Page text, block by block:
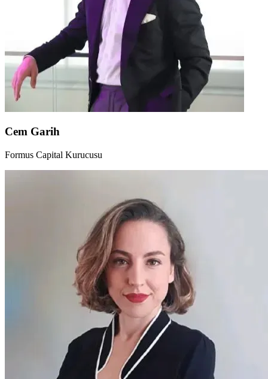
Cem Garih
Formus Capital Kurucusu